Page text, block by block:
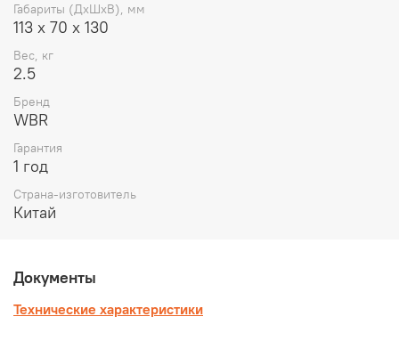
Габариты (ДхШхВ), мм
113 х 70 х 130
Вес, кг
2.5
Бренд
WBR
Гарантия
1 год
Страна-изготовитель
Китай
Документы
Технические характеристики